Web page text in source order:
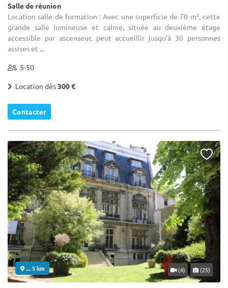
Salle de réunion
Location salle de formation : Avec une superficie de 70 m², cette
grande salle lumineuse et calme, située au deuxième étage
accessible par ascenseur, peut accueillir jusqu’à 30 personnes
assises et ...
5-50
Location dès300 €
Contacter
... 5 km (4) (25)